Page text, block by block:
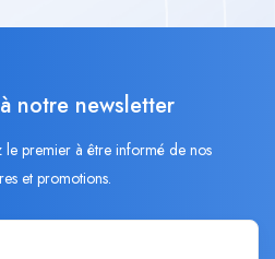
notre newsletter
le premier à être informé de nos
et promotions.